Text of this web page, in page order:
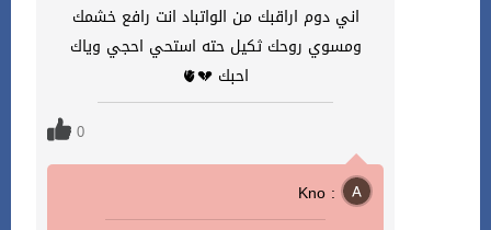
اني دوم اراقبك من الواتباد انت رافع خشمك
ومسوي روحك ثكيل حته استحي احجي وياك
احبك 💔🫀
0
Kno :